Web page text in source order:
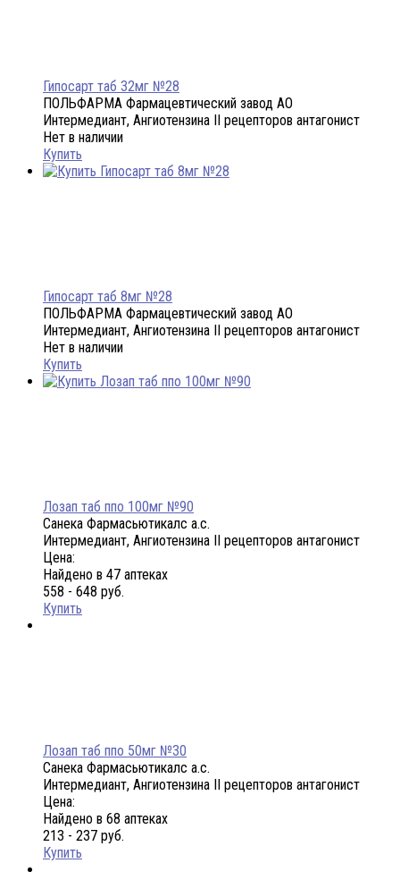
Гипосарт таб 32мг №28
ПОЛЬФАРМА Фармацевтический завод АО
Интермедиант, Ангиотензина II рецепторов антагонист
Нет в наличии
Купить
Гипосарт таб 8мг №28
ПОЛЬФАРМА Фармацевтический завод АО
Интермедиант, Ангиотензина II рецепторов антагонист
Нет в наличии
Купить
Лозап таб ппо 100мг №90
Санека Фармасьютикалс а.с.
Интермедиант, Ангиотензина II рецепторов антагонист
Цена:
Найдено в 47 аптеках
558 - 648 руб.
Купить
Лозап таб ппо 50мг №30
Санека Фармасьютикалс а.с.
Интермедиант, Ангиотензина II рецепторов антагонист
Цена:
Найдено в 68 аптеках
213 - 237 руб.
Купить